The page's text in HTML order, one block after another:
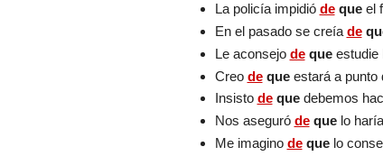
La policía impidió deque el
En el pasado se creía de
Le aconsejo deque estudie
Creo dequeestará a punto
Insisto deque debemos
Nos aseguró deque lo haría
Me imagino deque lo